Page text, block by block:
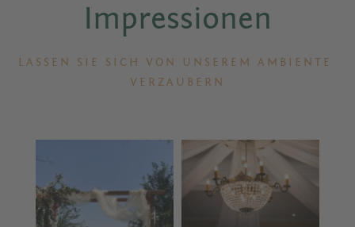
Impressionen
LASSEN SIE SICH VON UNSEREM AMBIENTE
VERZAUBERN